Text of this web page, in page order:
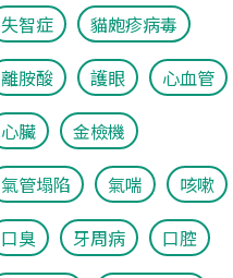
失智症 貓皰疹病毒
離胺酸 護眼 心血管
心臟 金檢機
氣管塌陷 氣喘 咳嗽
口臭 牙周病 口腔